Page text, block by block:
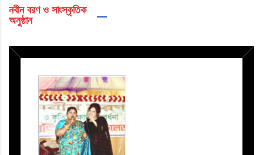
নবীন বরণ ও সাংস্কৃতিক
অনুষ্ঠান